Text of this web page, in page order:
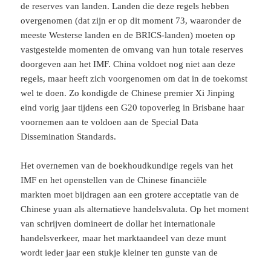
de reserves van landen. Landen die deze regels hebben
overgenomen (dat zijn er op dit moment 73, waaronder de
meeste Westerse landen en de BRICS-landen) moeten op
vastgestelde momenten de omvang van hun totale reserves
doorgeven aan het IMF. China voldoet nog niet aan deze
regels, maar heeft zich voorgenomen om dat in de toekomst
wel te doen. Zo kondigde de Chinese premier Xi Jinping
eind vorig jaar tijdens een G20 topoverleg in Brisbane haar
voornemen aan te voldoen aan de Special Data
Dissemination Standards.
Het overnemen van de boekhoudkundige regels van het
IMF en het openstellen van de Chinese financiële
markten moet bijdragen aan een grotere acceptatie van de
Chinese yuan als alternatieve handelsvaluta. Op het moment
van schrijven domineert de dollar het internationale
handelsverkeer, maar het marktaandeel van deze munt
wordt ieder jaar een stukje kleiner ten gunste van de